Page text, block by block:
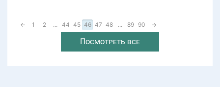
← 1 2 ... 44 45 46 47 48 ... 89 90 →
Посмотреть все